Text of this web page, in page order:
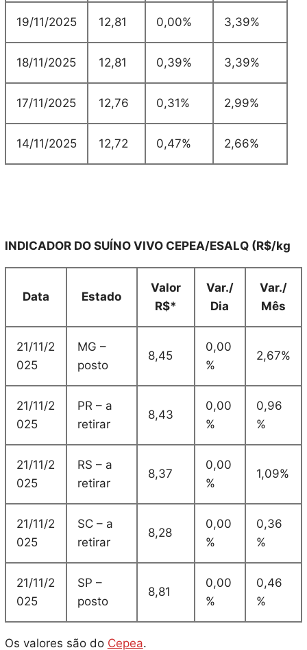
19/11/2025 12,81 0,00% 3,39%
18/11/2025 12,81 0,39% 3,39%
17/11/2025 12,76 0,31% 2,99%
14/11/2025 12,72 0,47% 2,66%
INDICADOR DO SUÍNO VIVO CEPEA/ESALQ (R$/kg
Data Estado
Valor
R$*
Var./
Dia
Var./
Mês
21/11/2
025
MG –
posto
8,45
0,00
%
2,67%
21/11/2
025
PR – a
retirar
8,43
0,00
%
0,96
%
21/11/2
025
RS – a
retirar
8,37
0,00
%
1,09%
21/11/2
025
SC – a
retirar
8,28
0,00
%
0,36
%
21/11/2
025
SP –
posto
8,81
0,00
%
0,46
%
Os valores são do Cepea.